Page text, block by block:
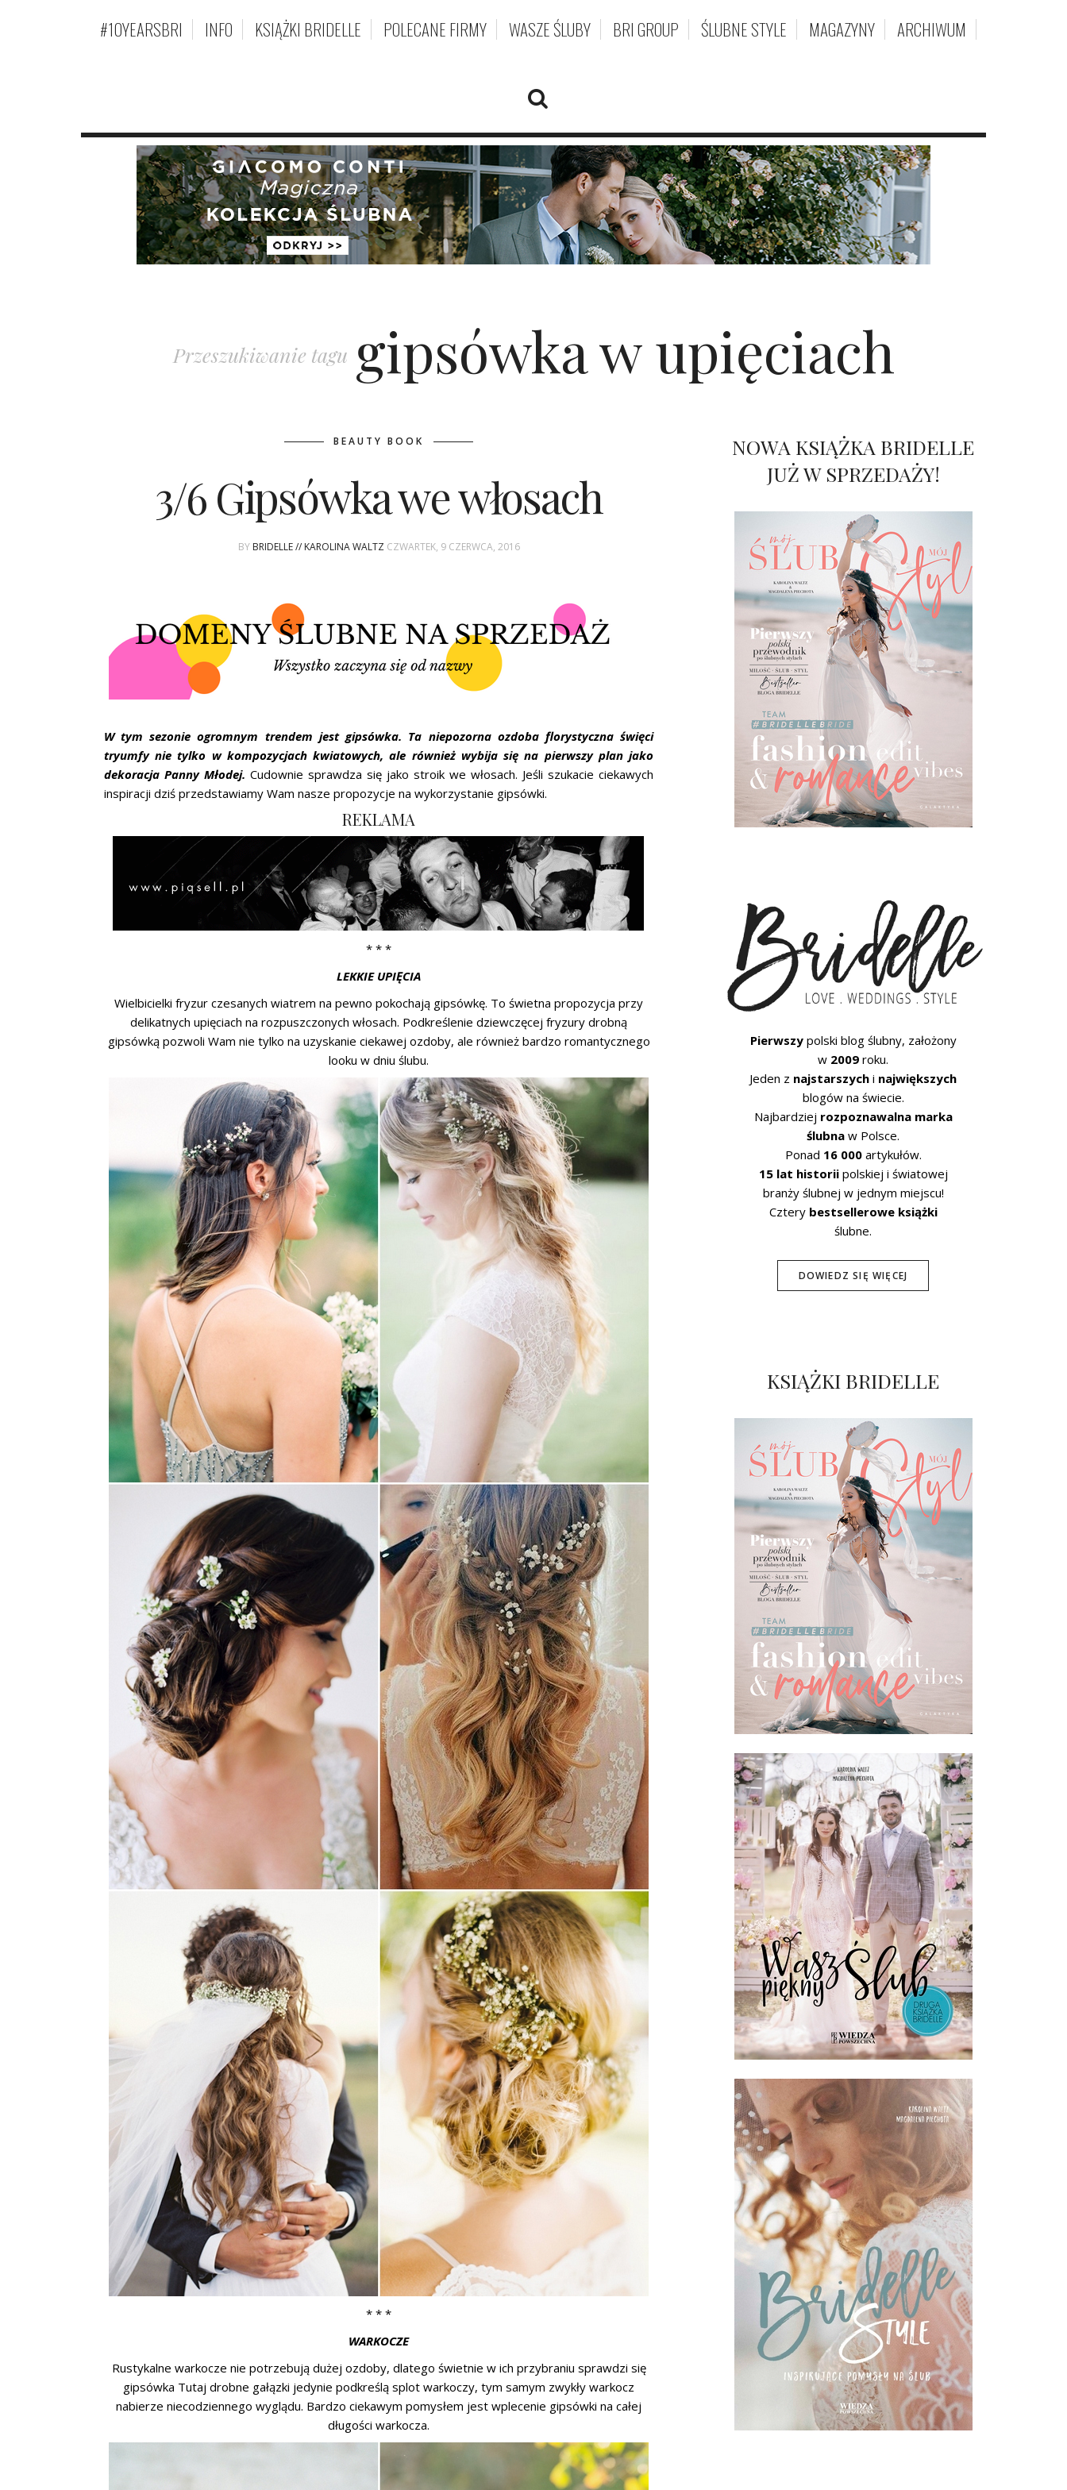
#10YEARSBRI INFO KSIĄŻKI BRIDELLE POLECANE FIRMY WASZE ŚLUBY BRI GROUP ŚLUBNE STYLE MAGAZYNY ARCHIWUM
Przeszukiwanie tagu gipsówka w upięciach
BEAUTY BOOK
3/6 Gipsówka we włosach
BY BRIDELLE // KAROLINA WALTZ CZWARTEK, 9 CZERWCA, 2016
W tym sezonie ogromnym trendem jest gipsówka. Ta niepozorna ozdoba florystyczna święci
tryumfy nie tylko w kompozycjach kwiatowych, ale również wybija się na pierwszy plan jako
dekoracja Panny Młodej. Cudownie sprawdza się jako stroik we włosach. Jeśli szukacie ciekawych
inspiracji dziś przedstawiamy Wam nasze propozycje na wykorzystanie gipsówki.
REKLAMA
* * *
LEKKIE UPIĘCIA
Wielbicielki fryzur czesanych wiatrem na pewno pokochają gipsówkę. To świetna propozycja przy
delikatnych upięciach na rozpuszczonych włosach. Podkreślenie dziewczęcej fryzury drobną
gipsówką pozwoli Wam nie tylko na uzyskanie ciekawej ozdoby, ale również bardzo romantycznego
looku w dniu ślubu.
* * *
WARKOCZE
Rustykalne warkocze nie potrzebują dużej ozdoby, dlatego świetnie w ich przybraniu sprawdzi się
gipsówka Tutaj drobne gałązki jedynie podkreślą splot warkoczy, tym samym zwykły warkocz
nabierze niecodziennego wyglądu. Bardzo ciekawym pomysłem jest wplecenie gipsówki na całej
długości warkocza.
NOWA KSIĄŻKA BRIDELLE
JUŻ W SPRZEDAŻY!
Pierwszypolski blog ślubny, założony
w 2009 roku.
Jeden z najstarszych i największych
blogów na świecie.
Najbardziej rozpoznawalna marka
ślubna w Polsce.
Ponad 16 000artykułów.
15 lat historiipolskiej i światowej
branży ślubnej w jednym miejscu!
Cztery bestsellerowe książki
ślubne.
DOWIEDZ SIĘ WIĘCEJ
KSIĄŻKI BRIDELLE